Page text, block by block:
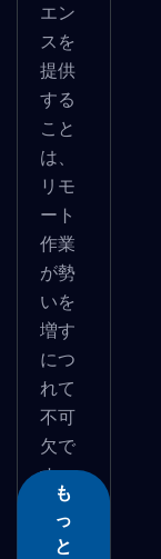
エン
スを
提供
する
こと
は、
リモ
ート
作業
が勢
いを
増す
につ
れて
不可
欠で
す。
意...
も
っ
と